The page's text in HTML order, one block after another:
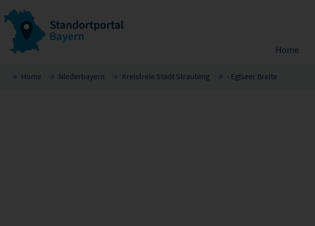
Home
Home Niederbayern Kreisfreie Stadt Straubing - Eglseer Breite